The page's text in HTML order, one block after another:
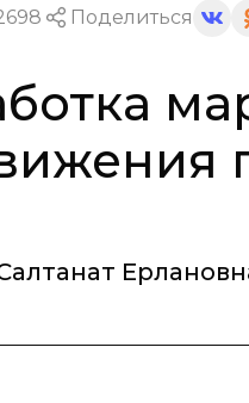
Поделиться